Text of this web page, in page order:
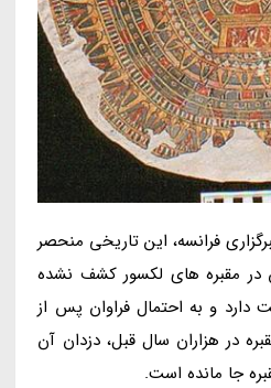
فرانسه، این تاریخی منحصر
در مقبره های لکسور کشف نشده
سال قدمت دارد و به احتمال فراوان پس از
در هزاران سال قبل، دزدان آن
جا مانده است.